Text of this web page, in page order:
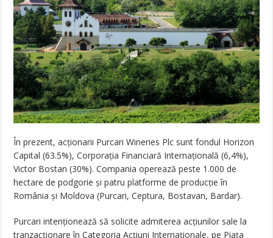
În prezent, acționarii Purcari Wineries Plc sunt fondul Horizon
Capital (63.5%), Corporația Financiară Internațională (6,4%),
Victor Bostan (30%). Compania operează peste 1.000 de
hectare de podgorie și patru platforme de producție în
România și Moldova (Purcari, Ceptura, Bostavan, Bardar).
Purcari intenționează să solicite admiterea acțiunilor sale la
tranzacționare în Categoria Acțiuni Internaționale, pe Piața